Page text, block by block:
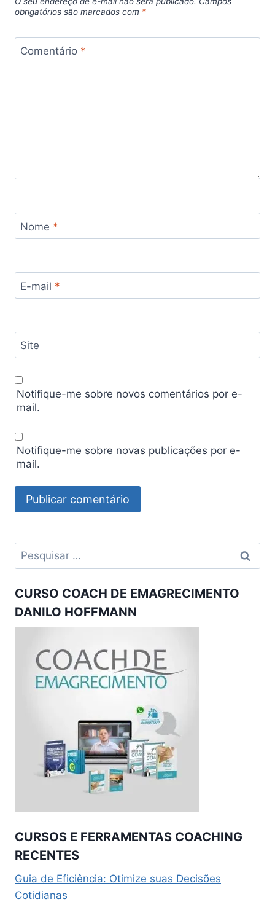
obrigatórios são marcados com *
Comentário *
Nome *
E-mail *
Site
Notifique-me sobre novos comentários por e-
mail.
Notifique-me sobre novas publicações por e-
mail.
Pesquisar
por:
CURSO COACH DE EMAGRECIMENTO
DANILO HOFFMANN
CURSOS E FERRAMENTAS COACHING
RECENTES
Guia de Eficiência: Otimize suas Decisões
Cotidianas